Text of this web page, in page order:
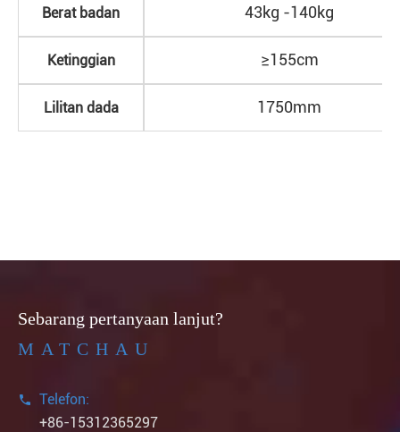
Berat badan 43kg -140kg
Ketinggian ≥155cm
Lilitan dada 1750mm
Sebarang pertanyaan lanjut?
MATCHAU

Telefon:
+86-15312365297